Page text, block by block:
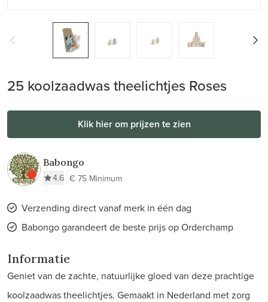
25 koolzaadwas theelichtjes Roses
Klik hier om prijzen te zien
Babongo
4.6 € 75 Minimum
Verzending direct vanaf merk in één dag
Babongo garandeert de beste prijs op Orderchamp
Informatie
Geniet van de zachte, natuurlijke gloed van deze prachtige
koolzaadwas theelichtjes. Gemaakt in Nederland met zorg